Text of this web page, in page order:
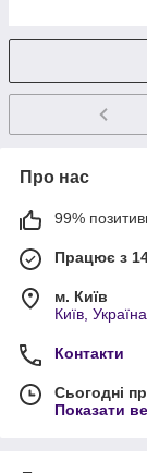
Про нас
99%
Працює з
м. Київ
Київ, Україна
Контакти
Сьогодні
Показати